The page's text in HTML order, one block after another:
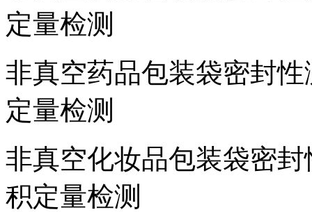
定量检测
非真空药品包装袋密封
定量检测
非真空化妆品包装袋密
积定量检测